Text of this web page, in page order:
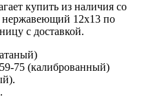
купить из наличия со
12х13 по
с доставкой.
75 (калиброванный)